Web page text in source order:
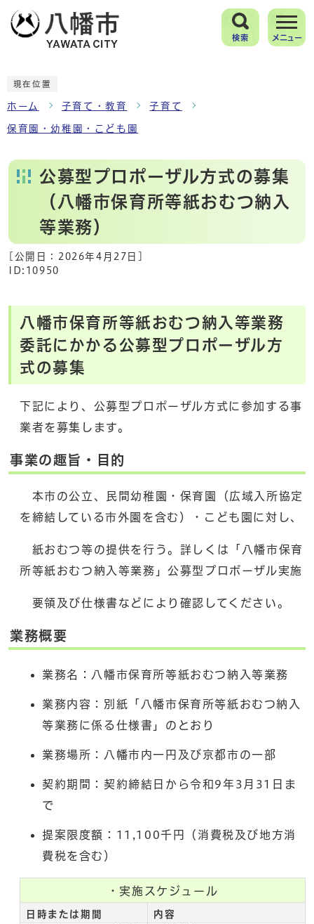
検索 メニュー
現在位置
ホーム 子育て・教育 子育て
保育園・幼稚園・こども園
公募型プロポーザル方式の募集
（八幡市保育所等紙おむつ納入
等業務）
[公開日： 2026年4月27日
ID:10950
八幡市保育所等紙おむつ納入等業務
委託にかかる公募型プロポーザル方
式の募集
下記により、公募型プロポーザル方式に参加する事
業者を募集します。
事業の趣旨・目的
本市の公立、民間幼稚園・保育園（広域入所協定
を締結している市外園を含む）・こども園に対し、
紙おむつ等の提供を行う。詳しくは「八幡市保育
所等紙おむつ納入等業務」公募型プロポーザル実施
要領及び仕様書などにより確認してください。
業務概要
業務名：八幡市保育所等紙おむつ納入等業務
業務内容：別紙「八幡市保育所等紙おむつ納入
等業務に係る仕様書」のとおり
業務場所：八幡市内一円及び京都市の一部
契約期間：契約締結日から令和9年3月31日ま
で
提案限度額：11,100千円（消費税及び地方消
費税を含む）
・実施スケジュール
日時または期間
内容